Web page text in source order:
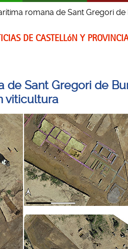
romana de Sant Gregori de
DE CASTELLóN Y
de Sant Gregori de
viticultura